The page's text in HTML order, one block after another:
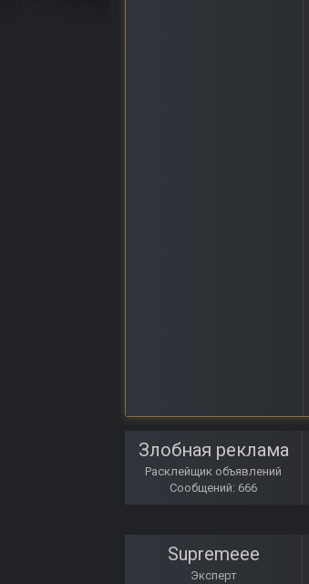
Злобная реклама
Расклейщик объявлений
Сообщений: 666
Supremeee
Эксперт